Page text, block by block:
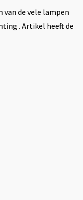
van de vele lampen
. Artikel heeft de